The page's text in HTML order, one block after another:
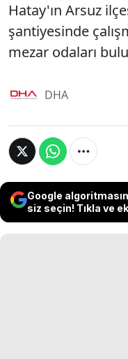
Hatay'ın Arsuz
şantiyesinde
mezar odaları
DHA
Google
siz seçin! Tıkla ve